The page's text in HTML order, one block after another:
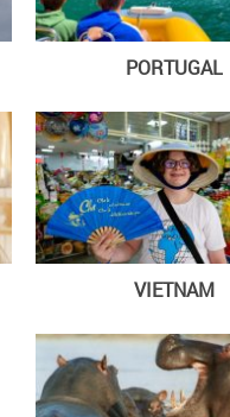
PORTUGAL
VIETNAM